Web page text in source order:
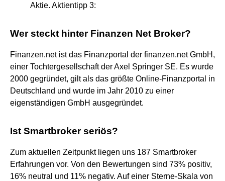
Aktie. Aktientipp 3:
Wer steckt hinter Finanzen Net Broker?
Finanzen.net ist das Finanzportal der finanzen.net GmbH,
einer Tochtergesellschaft der Axel Springer SE. Es wurde
2000 gegründet, gilt als das größte Online-Finanzportal in
Deutschland und wurde im Jahr 2010 zu einer
eigenständigen GmbH ausgegründet.
Ist Smartbroker seriös?
Zum aktuellen Zeitpunkt liegen uns 187 Smartbroker
Erfahrungen vor. Von den Bewertungen sind 73% positiv,
16% neutral und 11% negativ. Auf einer Sterne-Skala von